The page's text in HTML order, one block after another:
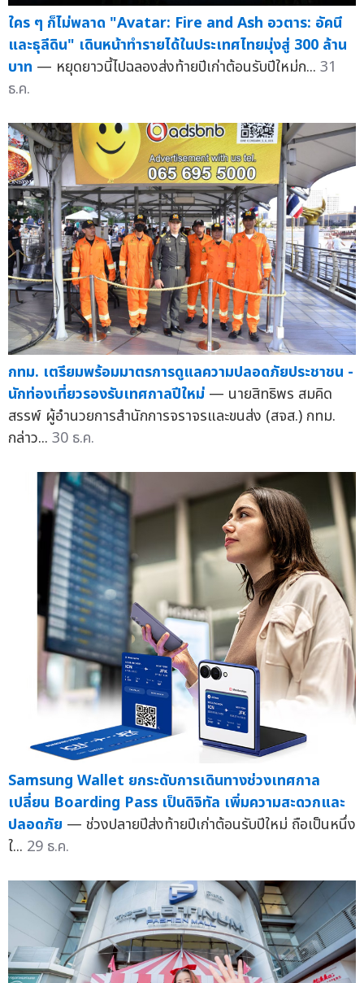
ใคร ๆ ก็ไม่พลาด "Avatar: Fire and Ash อวตาร: อัคนี
และธุลีดิน" เดินหน้าทำรายได้ในประเทศไทยมุ่งสู่ 300 ล้าน
บาท — หยุดยาวนี้ไปฉลองส่งท้ายปีเก่าต้อนรับปีใหม่ก... 31
ธ.ค.
กทม. เตรียมพร้อมมาตรการดูแลความปลอดภัยประชาชน -
นักท่องเที่ยวรองรับเทศกาลปีใหม่ — นายสิทธิพร สมคิด
สรรพ์ ผู้อำนวยการสำนักการจราจรและขนส่ง (สจส.) กทม.
กล่าว... 30 ธ.ค.
Samsung Wallet ยกระดับการเดินทางช่วงเทศกาล
เปลี่ยน Boarding Pass เป็นดิจิทัล เพิ่มความสะดวกและ
ปลอดภัย — ช่วงปลายปีส่งท้ายปีเก่าต้อนรับปีใหม่ ถือเป็นหนึ่ง
ใ... 29 ธ.ค.